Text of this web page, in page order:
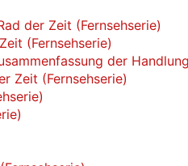
der Zeit (Fernsehserie)
(Fernsehserie)
der Handlung
Zeit (Fernsehserie)